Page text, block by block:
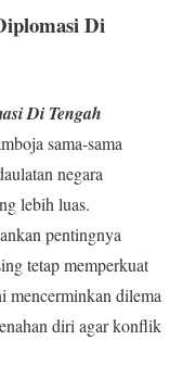
Di
Di Tengah
sama-sama
negara
lebih luas.
pentingnya
tetap memperkuat
mencerminkan dilema
diri agar konflik